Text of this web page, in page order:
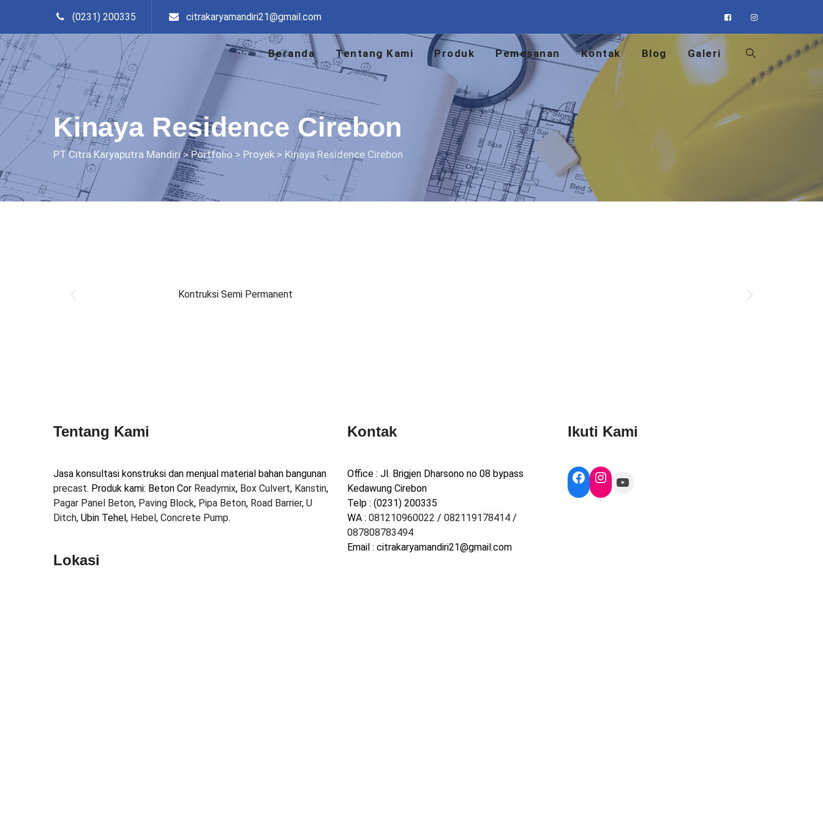
(0231) 200335 citrakaryamandiri21@gmail.com
Beranda Tentang Kami Produk Pemesanan Kontak Blog Galeri
Kinaya Residence Cirebon
PT Citra Karyaputra Mandiri>Portfolio> Proyek > Kinaya Residence Cirebon
Kontruksi Semi Permanent
Tentang Kami
Jasa konsultasi konstruksi dan menjual material bahan bangunan
precast. Produk kami: Beton Cor Readymix, Box Culvert, Kanstin,
Pagar Panel Beton, Paving Block, Pipa Beton, Road Barrier, U
Ditch, Ubin Tehel, Hebel, Concrete Pump.
Lokasi
Kontak
Office : Jl. Brigjen Dharsono no 08 bypass
Kedawung Cirebon
Telp : (0231) 200335
WA : 081210960022 / 082119178414 /
087808783494
Email : citrakaryamandiri21@gmail.com
Ikuti Kami